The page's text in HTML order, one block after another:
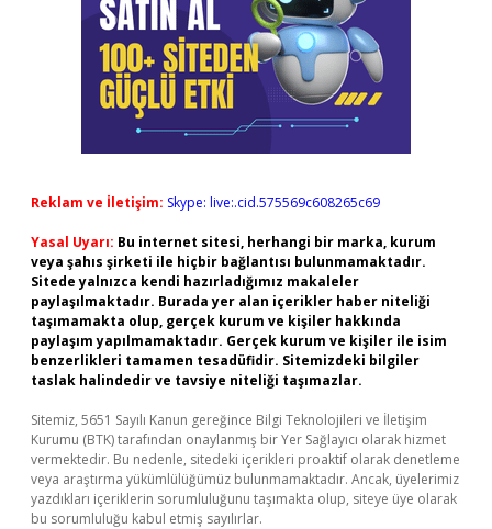
Reklam ve İletişim: Skype: live:.cid.575569c608265c69
Yasal Uyarı: Bu internet sitesi, herhangi bir marka, kurum
veya şahıs şirketi ile hiçbir bağlantısı bulunmamaktadır.
Sitede yalnızca kendi hazırladığımız makaleler
paylaşılmaktadır. Burada yer alan içerikler haber niteliği
taşımamakta olup, gerçek kurum ve kişiler hakkında
paylaşım yapılmamaktadır. Gerçek kurum ve kişiler ile isim
benzerlikleri tamamen tesadüfidir. Sitemizdeki bilgiler
taslak halindedir ve tavsiye niteliği taşımazlar.
Sitemiz, 5651 Sayılı Kanun gereğince Bilgi Teknolojileri ve İletişim
Kurumu (BTK) tarafından onaylanmış bir Yer Sağlayıcı olarak hizmet
vermektedir. Bu nedenle, sitedeki içerikleri proaktif olarak denetleme
veya araştırma yükümlülüğümüz bulunmamaktadır. Ancak, üyelerimiz
yazdıkları içeriklerin sorumluluğunu taşımakta olup, siteye üye olarak
bu sorumluluğu kabul etmiş sayılırlar.